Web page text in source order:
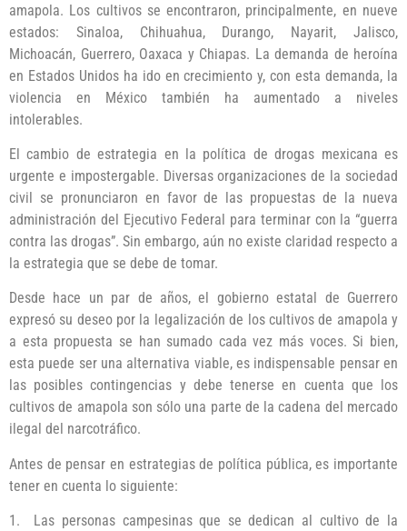
amapola. Los cultivos se encontraron, principalmente, en nueve
estados: Sinaloa, Chihuahua, Durango, Nayarit, Jalisco,
Michoacán, Guerrero, Oaxaca y Chiapas. La demanda de heroína
en Estados Unidos ha ido en crecimiento y, con esta demanda, la
violencia en México también ha aumentado a niveles
intolerables.
El cambio de estrategia en la política de drogas mexicana es
urgente e impostergable. Diversas organizaciones de la sociedad
civil se pronunciaron en favor de las propuestas de la nueva
administración del Ejecutivo Federal para terminar con la “guerra
contra las drogas”. Sin embargo, aún no existe claridad respecto a
la estrategia que se debe de tomar.
Desde hace un par de años, el gobierno estatal de Guerrero
expresó su deseo por la legalización de los cultivos de amapola y
a esta propuesta se han sumado cada vez más voces. Si bien,
esta puede ser una alternativa viable, es indispensable pensar en
las posibles contingencias y debe tenerse en cuenta que los
cultivos de amapola son sólo una parte de la cadena del mercado
ilegal del narcotráfico.
Antes de pensar en estrategias de política pública, es importante
tener en cuenta lo siguiente:
1. Las personas campesinas que se dedican al cultivo de la